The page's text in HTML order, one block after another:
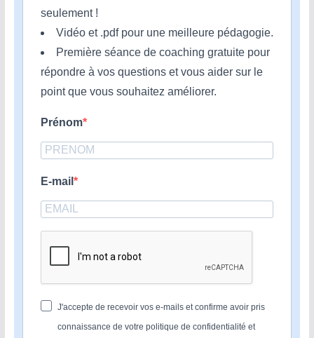
seulement !
Vidéo et .pdf pour une meilleure pédagogie.
Première séance de coaching gratuite pour
répondre à vos questions et vous aider sur le
point que vous souhaitez améliorer.
Prénom
E-mail
J'accepte de recevoir vos e-mails et confirme avoir pris
connaissance de votre politique de confidentialité et